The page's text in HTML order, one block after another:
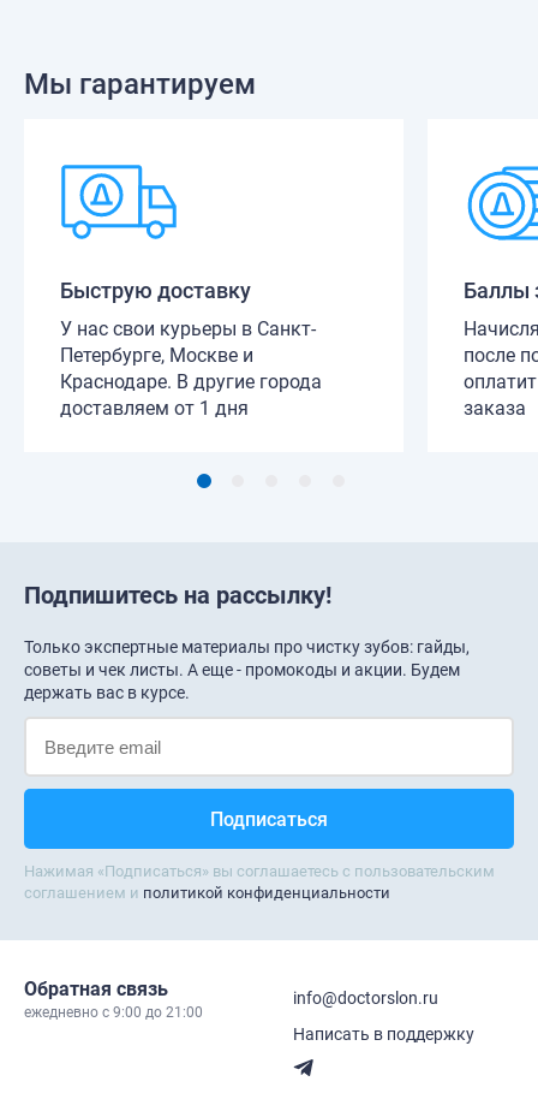
Мы гарантируем
Быструю доставку
У нас свои курьеры в Санкт-
Петербурге, Москве и
Краснодаре. В другие города
доставляем от 1 дня
Баллы
после
заказа
Подпишитесь на рассылку!
Только экспертные материалы про чистку зубов: гайды,
советы и чек листы. А еще - промокоды и акции. Будем
держать вас в курсе.
Нажимая «Подписаться» вы соглашаетесь с пользовательским
соглашением и политикой конфиденциальности
Обратная связь
ежедневно c 9:00 до 21:00
info@doctorslon.ru
Написать в поддержку